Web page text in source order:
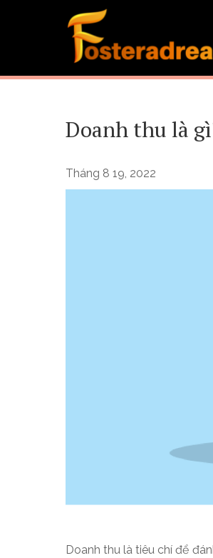
Doanh thu là
Tháng 8 19, 2022
Doanh thu là tiêu chí để